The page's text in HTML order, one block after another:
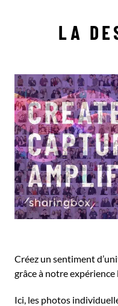
LA
Créez un sentiment
grâce à notre expérience
Ici, les photos